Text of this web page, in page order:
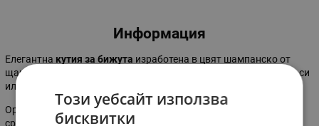
Информация
Елегантна кутия за бижута изработена в цвят шампанско от
щампована еко кожа. Лесен начин да организирате бижутата си
или да добавите красив акцент към интериора си.
Органайзерът се затваря с красива метална закопчалка в
сребрист цвят. Вътре има място за обеци, гривни, пръстени,
Този уебсайт използва
бисквитки